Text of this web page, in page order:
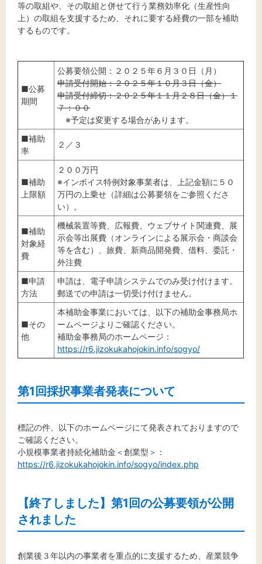
等の取組や、その取組と併せて行う業務効率化（生産性向
上）の取組を支援するため、それに要する経費の一部を補助
するものです。
■公募
期間
公募要領公開：２０２５年６月３０日（月）
申請受付開始：２０２５年１０月３日（金）
申請受付締切：２０２５年１１月２８日（金）１
７：００
※予定は変更する場合があります。
■補助
率
２／３
■補助
上限額
２００万円
※インボイス特例対象事業者は、上記金額に５０
万円の上乗せ（詳細は公募要領をご参照くださ
い）。
■補助
対象経
費
機械装置等費、広報費、ウェブサイト関連費、展
示会等出展費（オンラインによる展示会・商談会
等を含む）、旅費、新商品開発費、借料、委託・
外注費
■申請
方法
申請は、電子申請システムでのみ受け付けます。
郵送での申請は一切受け付けません。
■その
他
本補助金事業においては、以下の補助金事務局ホ
ームページよりご確認ください。
補助金事務局のホームページ：
https://r6.jizokukahojokin.info/sogyo/
第1回採択事業者発表について
標記の件、以下のホームページにて発表されておりますので
ご確認ください。
小規模事業者持続化補助金＜創業型＞：
https://r6.jizokukahojokin.info/sogyo/index.php
【終了しました】第1回の公募要領が公開
されました
創業後３年以内の事業者を重点的に支援するため、産業競争